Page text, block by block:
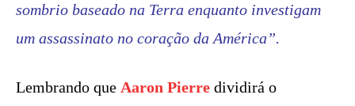
sombrio baseado na Terra enquanto investigam
um assassinato no coração da América”.
Lembrando que Aaron Pierre dividirá o